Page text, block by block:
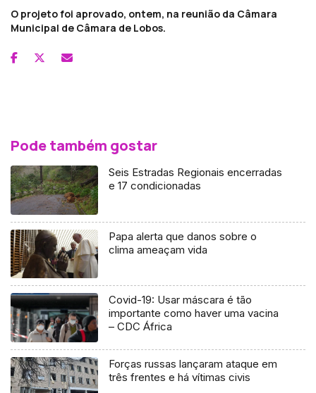
O projeto foi aprovado, ontem, na reunião da Câmara
Municipal de Câmara de Lobos.
Pode também gostar
Seis Estradas Regionais encerradas
e 17 condicionadas
Papa alerta que danos sobre o
clima ameaçam vida
Covid-19: Usar máscara é tão
importante como haver uma vacina
– CDC África
Forças russas lançaram ataque em
três frentes e há vítimas civis